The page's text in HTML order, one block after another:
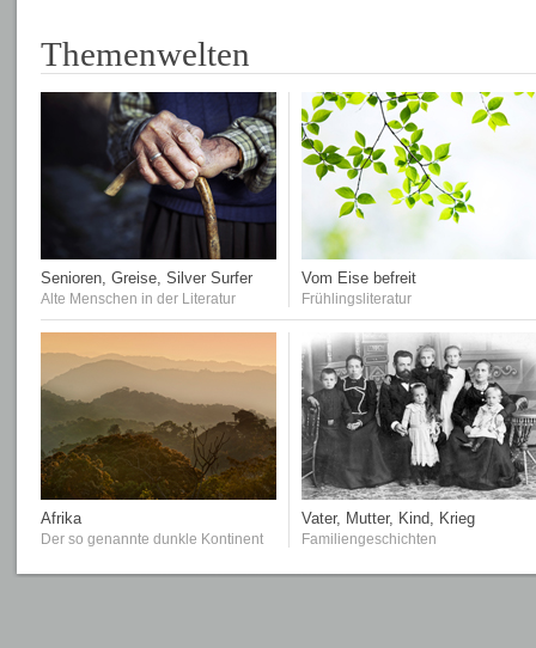
Themenwelten
Senioren, Greise, Silver Surfer
Alte Menschen in der Literatur
Vom Eise befreit
Frühlingsliteratur
Afrika
Der so genannte dunkle Kontinent
Vater, Mutter, Kind, Krieg
Familiengeschichten